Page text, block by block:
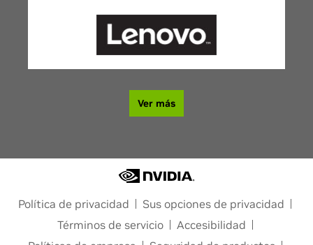
Ver más
Política de privacidad
Sus opciones de privacidad
Términos de servicio
Accesibilidad